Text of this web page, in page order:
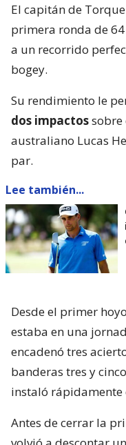
El capitán de
primera ronda de
a un recorrido
bogey.
Su rendimiento le
dos impactossobre
australiano Lucas
par.
Lee también...
Desde el primer
estaba en una
encadenó tres
banderas tres y
instaló rápidamente
Antes de cerrar la